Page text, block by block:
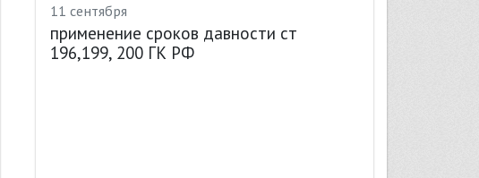
11 сентября
применение сроков давности ст
196,199, 200 ГК РФ